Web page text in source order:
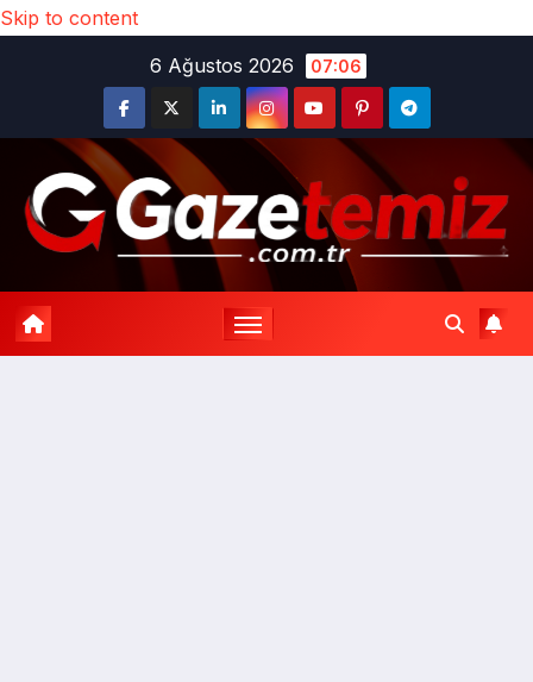
Skip to content
6 Ağustos 2026
07:06